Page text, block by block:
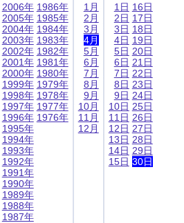
2006年
2005年
2004年
2003年
2002年
2001年
2000年
1999年
1998年
1997年
1996年
1995年
1994年
1993年
1992年
1991年
1990年
1989年
1988年
1987年
1986年
1985年
1984年
1983年
1982年
1981年
1980年
1979年
1978年
1977年
1976年
1月
2月
3月
4月
5月
6月
7月
8月
9月
10月
11月
12月
1日
2日
3日
4日
5日
6日
7日
8日
9日
10日
11日
12日
13日
14日
15日
16日
17日
18日
19日
20日
21日
22日
23日
24日
25日
26日
27日
28日
29日
30日